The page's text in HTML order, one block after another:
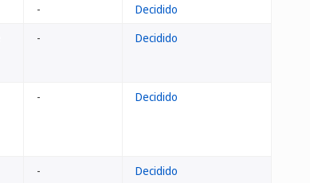
-
Decidido
- Decidido
- Decidido
- Decidido